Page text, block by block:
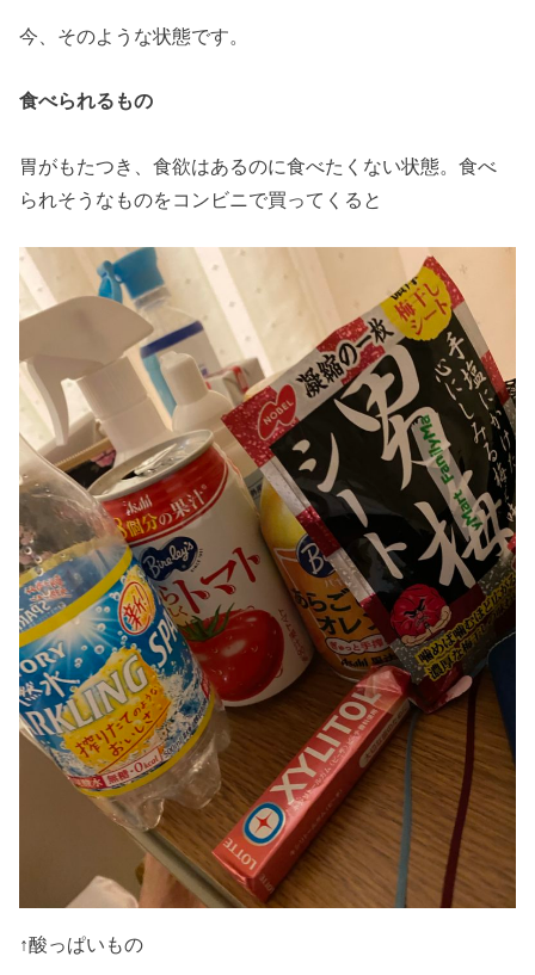
今、そのような状態です。
食べられるもの
胃がもたつき、食欲はあるのに食べたくない状態。食べ
られそうなものをコンビニで買ってくると
↑酸っぱいもの